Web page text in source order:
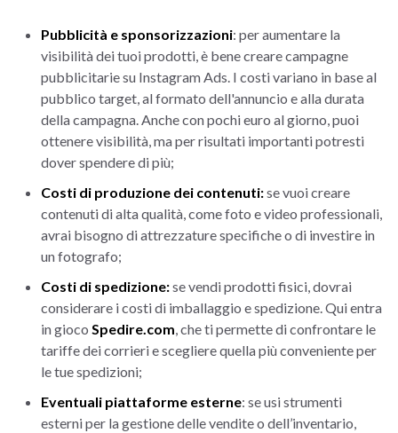
Pubblicità e sponsorizzazioni: per aumentare la
visibilità dei tuoi prodotti, è bene creare campagne
pubblicitarie su Instagram Ads. I costi variano in base al
pubblico target, al formato dell'annuncio e alla durata
della campagna. Anche con pochi euro al giorno, puoi
ottenere visibilità, ma per risultati importanti potresti
dover spendere di più;
Costi di produzione dei contenuti:se vuoi creare
contenuti di alta qualità, come foto e video professionali,
avrai bisogno di attrezzature specifiche o di investire in
un fotografo;
Costi di spedizione:se vendi prodotti fisici, dovrai
considerare i costi di imballaggio e spedizione. Qui entra
in gioco Spedire.com , che ti permette di confrontare le
tariffe dei corrieri e scegliere quella più conveniente per
le tue spedizioni;
Eventuali piattaforme esterne: se usi strumenti
esterni per la gestione delle vendite o dell’inventario,